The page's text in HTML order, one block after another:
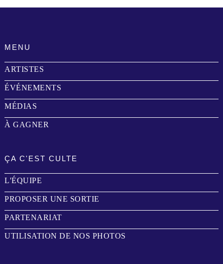
MENU
ARTISTES
ÉVÉNEMENTS
MÉDIAS
À GAGNER
ÇA C'EST CULTE
L'ÉQUIPE
PROPOSER UNE SORTIE
PARTENARIAT
UTILISATION DE NOS PHOTOS